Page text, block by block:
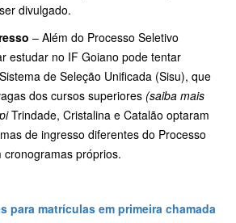
divulgado.
– Além do Processo Seletivo
estudar no IF Goiano pode tentar
de Seleção Unificada (Sisu), que
dos cursos superiores (saiba mais
Trindade, Cristalina e Catalão optaram
de ingresso diferentes do Processo
cronogramas próprios.
para matrículas em primeira chamada